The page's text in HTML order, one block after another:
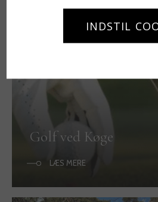
Golf ved Køge
LÆS MERE
INDSTIL